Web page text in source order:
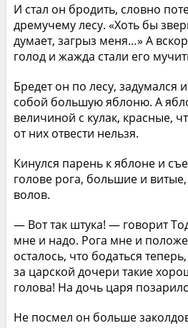
И стал он бродить, словно
дремучему лесу. «Хоть бы
думает, загрыз меня…» А
голод и жажда стали его
Бредет он по лесу, задумался
собой большую яблоню. А
величиной с кулак, красные,
от них отвести нельзя.
Кинулся парень к яблоне и
голове рога, большие и витые,
волов.
— Вот так штука! — говорит
мне и надо. Рога мне и
осталось, что бодаться
за царской дочери такие
голова! На дочь царя
Не посмел он больше